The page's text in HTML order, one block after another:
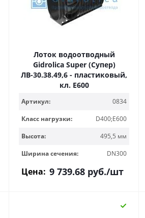
Лоток водоотводный
Gidrolica Super (Супер)
ЛВ-30.38.49,6 - пластиковый,
кл. Е600
Артикул:
0834
Класс нагрузки:
D400;E600
Высота:
495,5 мм
Ширина сечения:
DN300
Цена: 9 739.68руб./шт